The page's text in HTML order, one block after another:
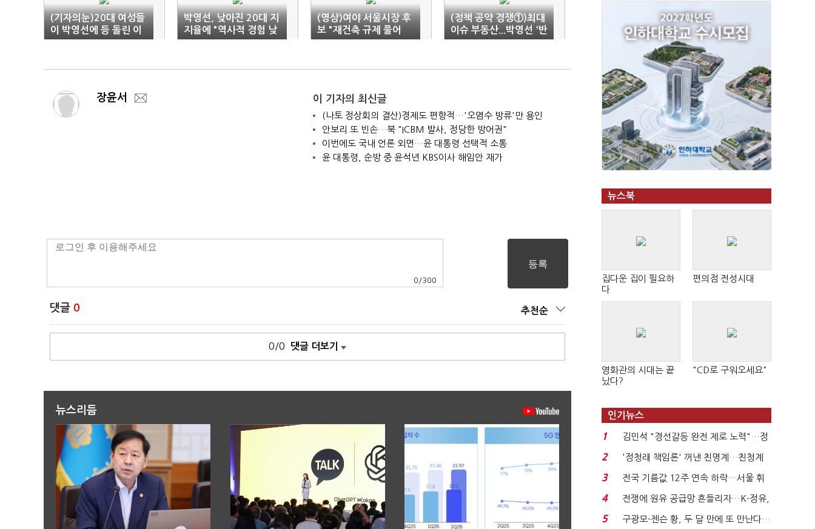
(기자의눈)20대 여성들
이 박영선에 등 돌린 이
유
박영선, 낮아진 20대 지
지율에 "역사적 경험 낮
아서"
(영상)여야 서울시장 후
보 "재건축 규제 풀어
야"
(정책 공약 경쟁①)최대
이슈 부동산...박영선 '반
값아파트' 오세훈 '재개
장윤서 이 기자의 최신글
(나토 정상회의 결산)경제도 편향적…'오염수 방류'만 용인
안보리 또 빈손…북 "ICBM 발사, 정당한 방어권"
이번에도 국내 언론 외면…윤 대통령 선택적 소통
윤 대통령, 순방 중 윤석년 KBS이사 해임안 재가
0 /300
댓글 0 추천순
0/0 댓글 더보기
뉴스리듬
뉴스북
집다운 집이 필요하
다
편의점 전성시대
영화관의 시대는 끝
났다?
"CD로 구워오세요"
인기뉴스
1
김민석 "경선갈등 완전 제로 노력"…정
청래 "반명 공세 사...
2
'정청래 책임론' 꺼낸 친명계…친청계
는 추가투표 때리기...
3
전국 기름값 12주 연속 하락…서울 휘
발윳값 1909원...
4
전쟁에 원유 공급망 흔들리자…K-정유,
에너지안보 핵심...
5
구광모-젠슨 황, 두 달 만에 또 만난다…